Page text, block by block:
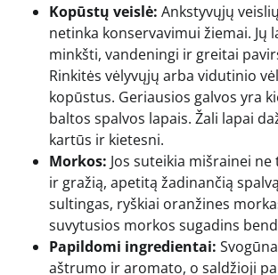
Kopūstų veislė: Ankstyvųjų
netinka konservavimui žiemai. Jų
minkšti, vandeningi ir greitai
Rinkitės vėlyvųjų arba vidutinio
kopūstus. Geriausios galvos yra
baltos spalvos lapais. Žali lapai
kartūs ir kietesni.
Morkos: Jos suteikia mišrainei
ir gražią, apetitą žadinančią
sultingas, ryškiai oranžines
suvytusios morkos sugadins
Papildomi ingredientai:
aštrumo ir aromato, o saldžioji